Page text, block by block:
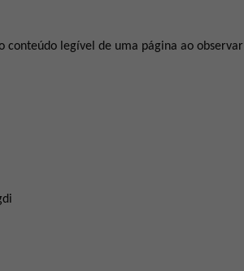
legível de uma página ao